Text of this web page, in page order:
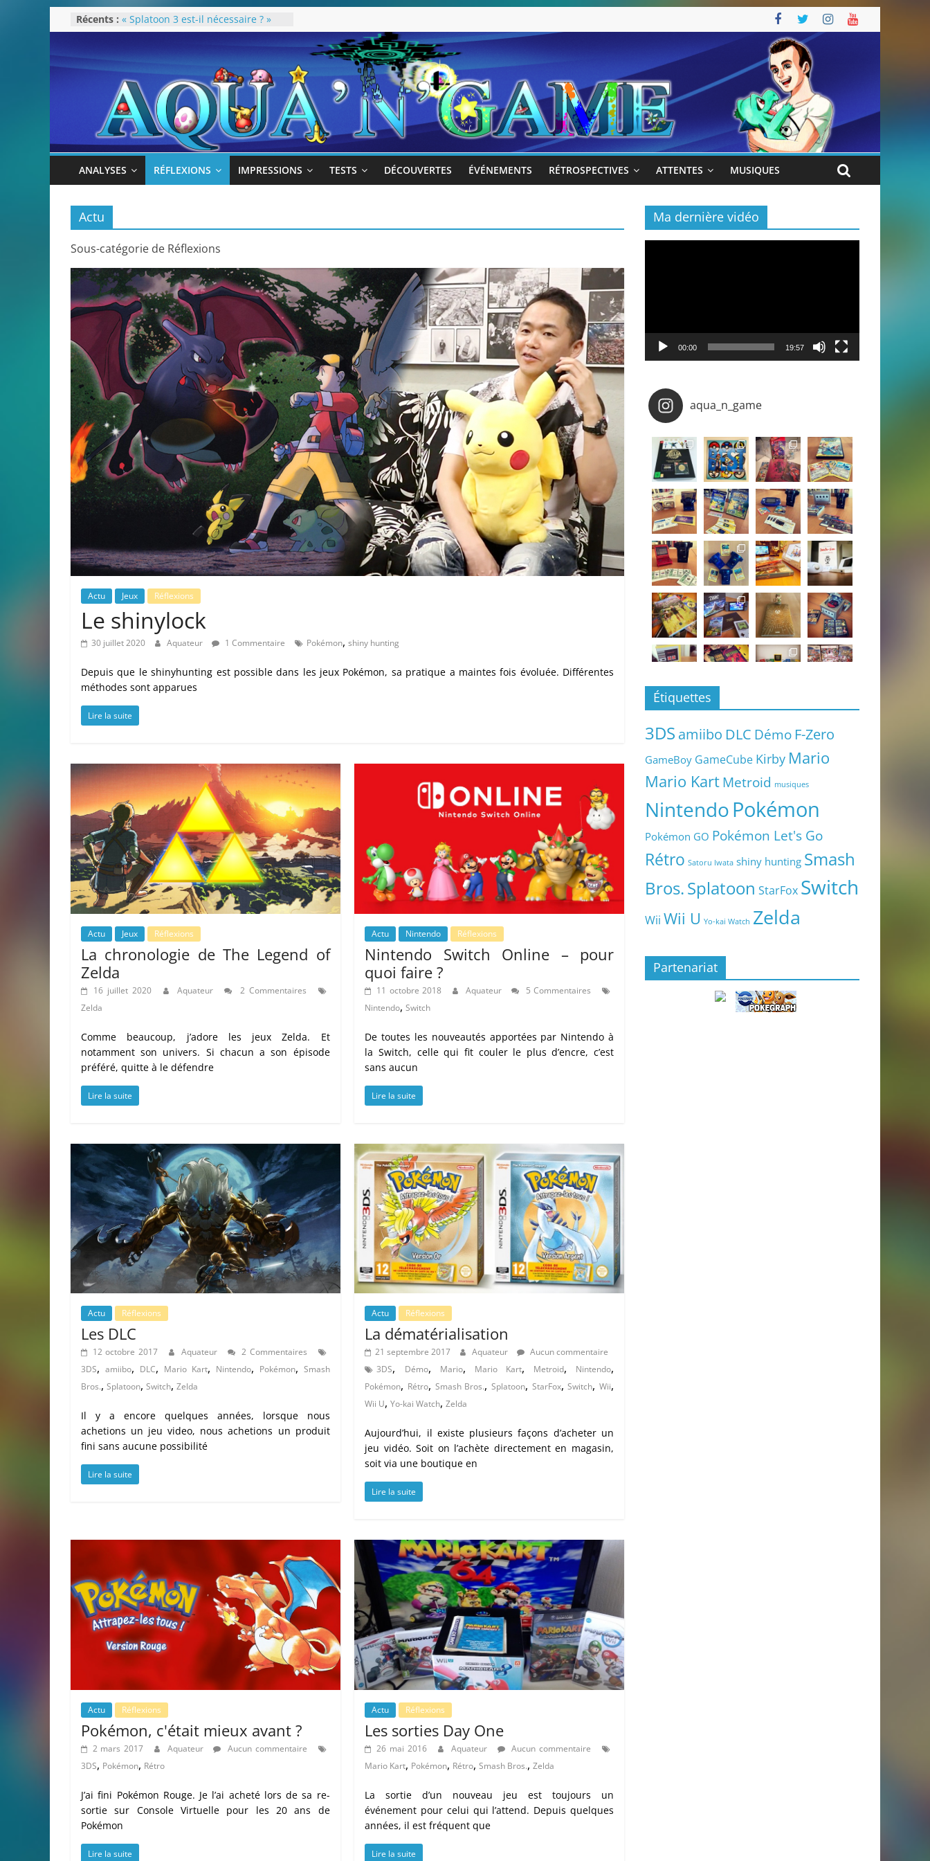
Passer
au
Récents :
Rétrospective 2022
« Splatoon 3 est-il nécessaire ? »
« Dans les coulisses des JV Harry
Pokémon Écarlate : ceci est une
révolution (ou pas) !
Attentes 2023
ANALYSES RÉFLEXIONS IMPRESSIONS TESTS DÉCOUVERTES ÉVÉNEMENTS RÉTROSPECTIVES ATTENTES MUSIQUES
Actu
Sous-catégorie de Réflexions
Actu Jeux Réflexions
Le shinylock
30 juillet 2020 Aquateur 1 Commentaire Pokémon, shiny hunting
Depuis que le shinyhunting est possible dans les jeux Pokémon, sa pratique a maintes fois évoluée. Différentes
méthodes sont apparues
Lire la suite
Actu Jeux Réflexions
La chronologie de The Legend of
Zelda
16 juillet 2020 Aquateur
2 Commentaires
Zelda
Comme beaucoup, j’adore les jeux Zelda. Et
notamment son univers. Si chacun a son épisode
préféré, quitte à le défendre
Lire la suite
Actu Nintendo Réflexions
Nintendo Switch Online – pour
quoi faire ?
11 octobre 2018 Aquateur
5 Commentaires
Nintendo,Switch
De toutes les nouveautés apportées par Nintendo à
la Switch, celle qui fit couler le plus d’encre, c’est
sans aucun
Lire la suite
Actu Réflexions
Les DLC
12 octobre 2017 Aquateur
2 Commentaires
3DS, amiibo, DLC, Mario Kart, Nintendo, Pokémon, Smash
Bros., Splatoon, Switch, Zelda
Il y a encore quelques années, lorsque nous
achetions un jeu video, nous achetions un produit
fini sans aucune possibilité
Lire la suite
Actu Réflexions
La dématérialisation
21 septembre 2017 Aquateur
Aucun commentaire
3DS, Démo, Mario, Mario Kart, Metroid, Nintendo,
Pokémon, Rétro, Smash Bros.,Splatoon, StarFox,Switch,Wii,
Wii U,Yo-kai Watch,Zelda
Aujourd’hui, il existe plusieurs façons d’acheter un
jeu vidéo. Soit on l’achète directement en magasin,
soit via une boutique en
Lire la suite
Actu Réflexions
Pokémon, c'était mieux avant ?
2 mars 2017 Aquateur
Aucun commentaire
3DS, Pokémon, Rétro
J’ai fini Pokémon Rouge. Je l’ai acheté lors de sa re-
sortie sur Console Virtuelle pour les 20 ans de
Pokémon
Lire la suite
Actu Réflexions
Les sorties Day One
26 mai 2016 Aquateur
Aucun commentaire
Mario Kart, Pokémon, Rétro,Smash Bros.,Zelda
La sortie d’un nouveau jeu est toujours un
événement pour celui qui l’attend. Depuis quelques
années, il est fréquent que
Lire la suite
Ma dernière vidéo
00:00 19:57
aqua_n_game
Étiquettes
3DS amiibo DLC Démo F-Zero
GameBoy GameCube Kirby Mario
Mario KartMetroid musiques
NintendoPokémon
Pokémon GO Pokémon Let's Go
Rétro Satoru Iwata shiny hunting Smash
Bros.Splatoon StarFox Switch
Wii Wii U Yo-kai Watch Zelda
Partenariat